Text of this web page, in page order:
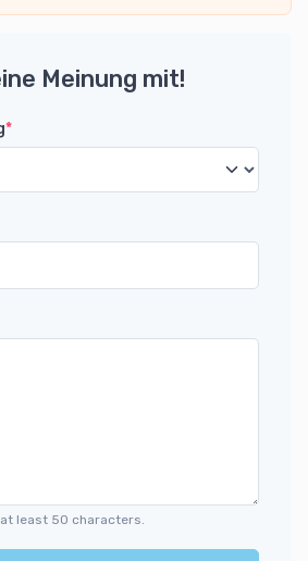
Meinung mit!
*
least 50 characters.